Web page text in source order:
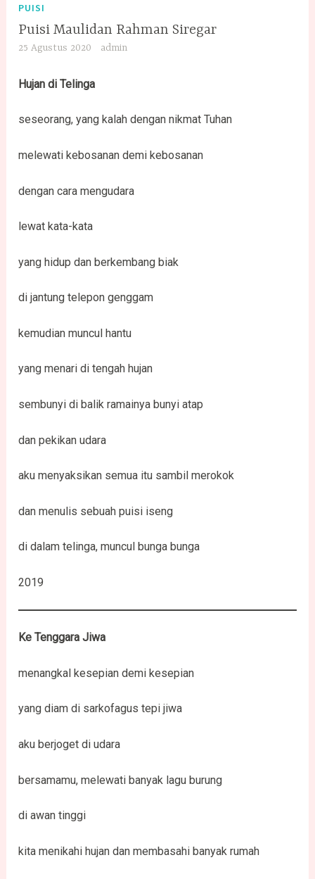
PUISI
Puisi Maulidan Rahman Siregar
25 Agustus 2020 admin
Hujan di Telinga
seseorang, yang kalah dengan nikmat Tuhan
melewati kebosanan demi kebosanan
dengan cara mengudara
lewat kata-kata
yang hidup dan berkembang biak
di jantung telepon genggam
kemudian muncul hantu
yang menari di tengah hujan
sembunyi di balik ramainya bunyi atap
dan pekikan udara
aku menyaksikan semua itu sambil merokok
dan menulis sebuah puisi iseng
di dalam telinga, muncul bunga bunga
2019
Ke Tenggara Jiwa
menangkal kesepian demi kesepian
yang diam di sarkofagus tepi jiwa
aku berjoget di udara
bersamamu, melewati banyak lagu burung
di awan tinggi
kita menikahi hujan dan membasahi banyak rumah